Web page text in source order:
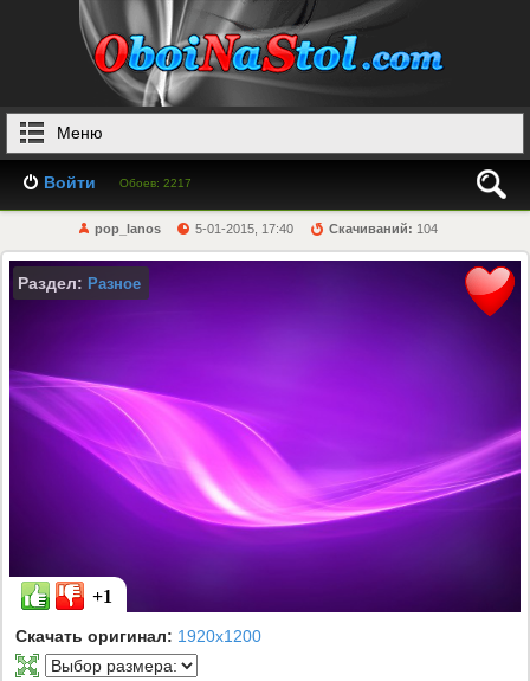
Меню
Войти Обоев: 2217
pop_lanos 5-01-2015, 17:40 Скачиваний: 104
Раздел: Разное
+1
Скачать оригинал: 1920x1200